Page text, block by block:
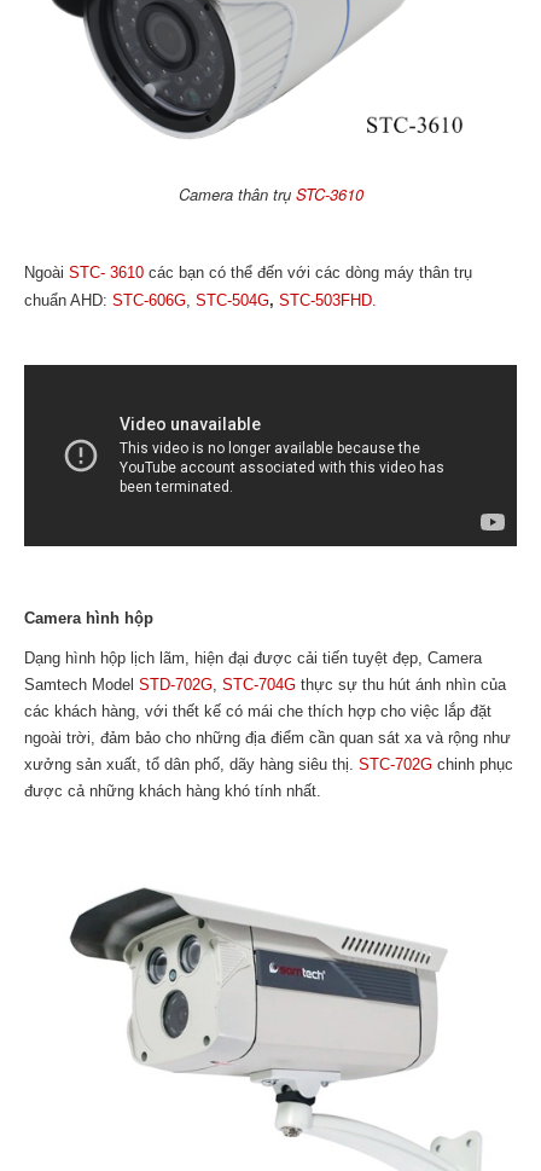
Camera thân trụSTC-3610
Ngoài STC- 3610 các bạn có thể đến với các dòng máy thân trụ
chuẩn AHD: STC-606G STC-504G, STC-503FHD.
Camera hình hộp
Dạng hình hộp lịch lãm, hiện đại được cải tiến tuyệt đẹp, Camera
Samtech Model STD-702G STC-704G thực sự thu hút ánh nhìn của
các khách hàng, với thết kế có mái che thích hợp cho việc lắp đặt
ngoài trời, đảm bảo cho những địa điểm cần quan sát xa và rộng như
xưởng sản xuất, tổ dân phố, dãy hàng siêu thị. STC-702G chinh phục
được cả những khách hàng khó tính nhất.